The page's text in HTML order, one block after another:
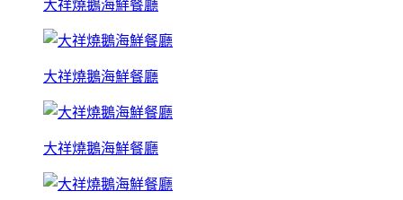
大祥燒鵝海鮮餐廳
大祥燒鵝海鮮餐廳
大祥燒鵝海鮮餐廳